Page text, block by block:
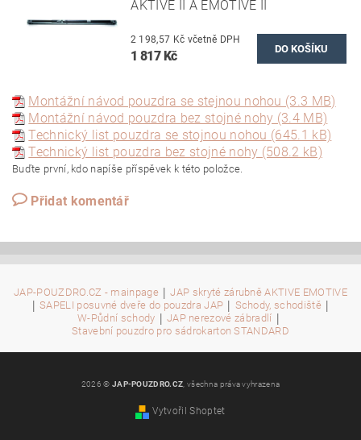
AKTIVE II A EMOTIVE II
2 198,57 Kč včetně DPH
1 817 Kč
Montážní návod pouzdra se stejnou nohou (3.3 MB)
Montážní návod pouzdra bez stojné nohy (3.4 MB)
Technický list pouzdra se stojnou nohou (645.1 kB)
Technický list pouzdra bez stojné nohy (508.2 kB)
Buďte první, kdo napíše příspěvek k této položce.
Přidat komentář
JAP-POUZDRO.CZ - mainpage | JAP skryté zárubně AKTIVE EMOTIVE
| SAPELI posuvné dveře do pouzdra JAP | Schody, schodiště |
W-Půdní schody | JAP nerezové zábradlí |
Stavební pouzdro pro sádrokarton STANDARD
2026 © JAP-POUZDRO.CZ , všechna práva vyhrazena
Vytvořil Shoptet